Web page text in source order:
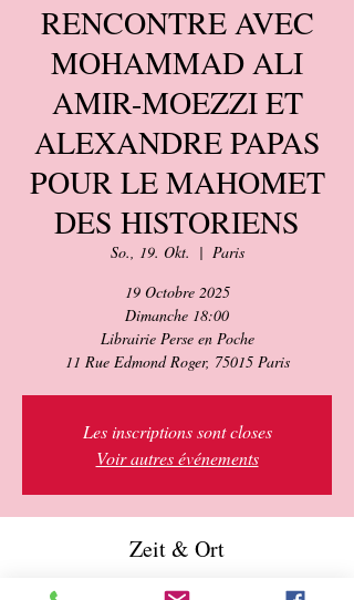
RENCONTRE AVEC
MOHAMMAD ALI
AMIR-MOEZZI ET
ALEXANDRE PAPAS
POUR LE MAHOMET
DES HISTORIENS
So., 19. Okt.
  |
Paris
19 Octobre 2025
Dimanche 18:00
Librairie Perse en Poche
11 Rue Edmond Roger, 75015 Paris
Les inscriptions sont closes
Voir autres événements
Zeit & Ort
19. Okt. 2025, 18:00 – 19:30